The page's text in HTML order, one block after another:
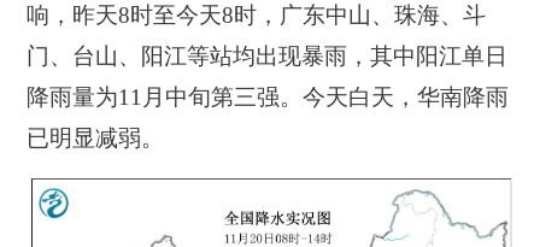
响，昨天8时至今天8时，广东中山、珠海、斗
门、台山、阳江等站均出现暴雨，其中阳江单日
降雨量为11月中旬第三强。今天白天，华南降雨
已明显减弱。